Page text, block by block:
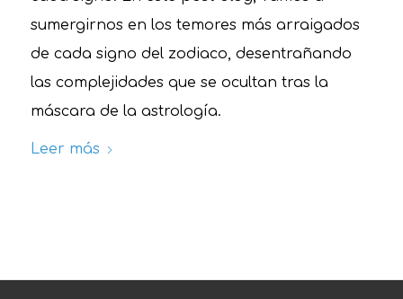
sumergirnos en los temores más arraigados
de cada signo del zodiaco, desentrañando
las complejidades que se ocultan tras la
máscara de la astrología.
Leer más